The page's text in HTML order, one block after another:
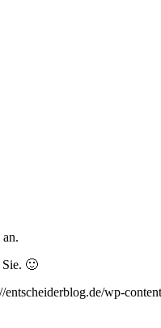
Sie. 🙂
entscheiderblog.de/wp-